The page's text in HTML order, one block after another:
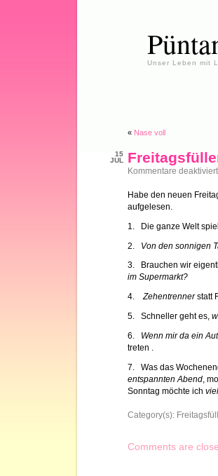
Unser Leben mit
« Nase voll
15
JUL
Kommentare deaktiviert
Habe den neuen
aufgelesen.
1. Die ganze Welt
2. Von den sonnigen
3. Brauchen wir
im Supermarkt?
4.Zehentrennerstatt
5. Schneller geht es,
6. Wenn mir da ein
treten .
7. Was das
entspannten Abend ,
Sonntag möchte ich
Category(s):
Comments are